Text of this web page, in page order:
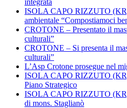
ISOLA CAPO RIZZUTO
ambientale “Compostiamoci
CROTONE – Presentato il
culturali”
CROTONE – Si presenta il
culturali”
L’Asp Crotone prosegue nel
ISOLA CAPO RIZZUTO
Piano Strategico
ISOLA CAPO RIZZUTO
di mons. Staglianò